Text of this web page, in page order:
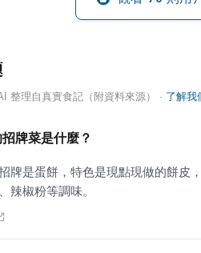
整理自真實食記（附資料來源） · 了解我
牌菜是什麼？
牌是蛋餅，特色是現點現做的餅皮
辣椒粉等調味。